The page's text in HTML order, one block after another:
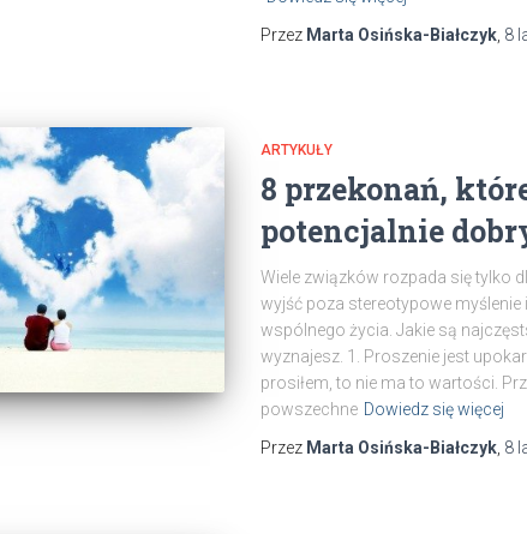
Przez Marta Osińska-Białczyk 8
ARTYKUŁY
8 przekonań,
potencjalnie
Wiele związków rozpada się tylko
wyjść poza stereotypowe
wspólnego życia. Jakie są
wyznajesz. 1. Proszenie jest
prosiłem, to nie ma to wartości.
powszechne Dowiedz się więcej
Przez Marta Osińska-Białczyk 8